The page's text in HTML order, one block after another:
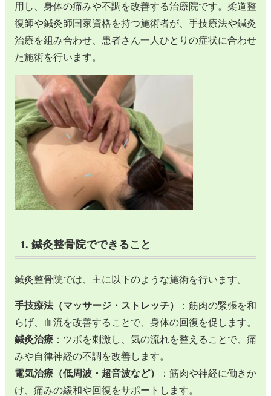
用し、身体の痛みや不調を改善する治療院です。柔道整
復師や鍼灸師国家資格を持つ施術者が、手技療法や鍼灸
治療を組み合わせ、患者さん一人ひとりの症状に合わせ
た施術を行います。
1. 鍼灸整骨院でできること
鍼灸整骨院では、主に以下のような施術を行います。
手技療法（マッサージ・ストレッチ）
：筋肉の緊張を和
らげ、血流を改善することで、身体の回復を促します。
鍼灸治療：ツボを刺激し、気の流れを整えることで、痛
みや自律神経の不調を改善します。
電気治療（低周波・超音波など）
：筋肉や神経に働きか
け、痛みの緩和や回復をサポートします。